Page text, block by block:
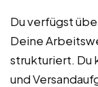
Du verfügst
Deine
strukturiert. Du
und